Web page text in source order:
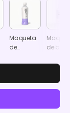
Maqueta
de
de
en botella
de
plástico